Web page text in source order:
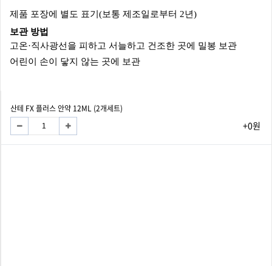
제품 포장에 별도 표기(보통 제조일로부터 2년)
보관 방법
고온·직사광선을 피하고 서늘하고 건조한 곳에 밀봉 보관
어린이 손이 닿지 않는 곳에 보관
산테 FX 플러스 안약 12ML (2개세트)
+0원